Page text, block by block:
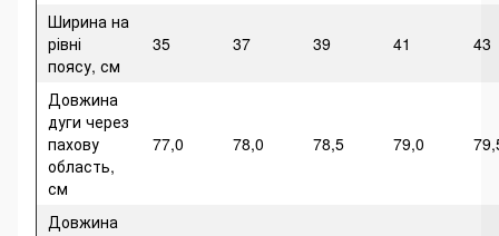
Ширина на
рівні
поясу, см
35 37 39 41 43
Довжина
дуги через
пахову
область,
см
77,0 78,0 78,5 79,0
Довжина